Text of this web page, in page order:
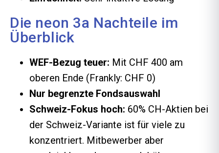
Die neon 3a Nachteile im
Überblick
WEF-Bezug teuer: Mit CHF 400 am
oberen Ende (Frankly: CHF 0)
Nur begrenzte Fondsauswahl
Schweiz-Fokus hoch: 60% CH-Aktien bei
der Schweiz-Variante ist für viele zu
konzentriert. Mitbewerber aber